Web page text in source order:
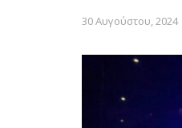
30 Αυγούστου, 2024